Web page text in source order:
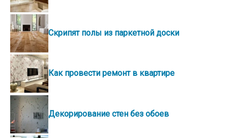
Скрипят полы из паркетной доски
Как провести ремонт в квартире
Декорирование стен без обоев